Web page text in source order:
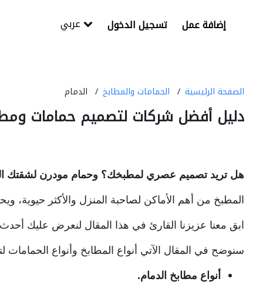
تسجيل الدخول إضافة عمل
الصفحة الرئيسية الحمامات والمطابخ الدمام
دليل أفضل شركات لتصميم حمامات
هل تريد تصميم عصري لمطبخك؟ وحمام مودرن لشقتك
المطبخ من أهم الأماكن لصاحبة المنزل والأكثر حيوية،
ابق معنا عزيزنا القارئ في هذا المقال لنعرض عليك
سنوضح في المقال الآتي أنواع المطابخ وأنواع الحمامات
أنواع مطابخ الدمام.